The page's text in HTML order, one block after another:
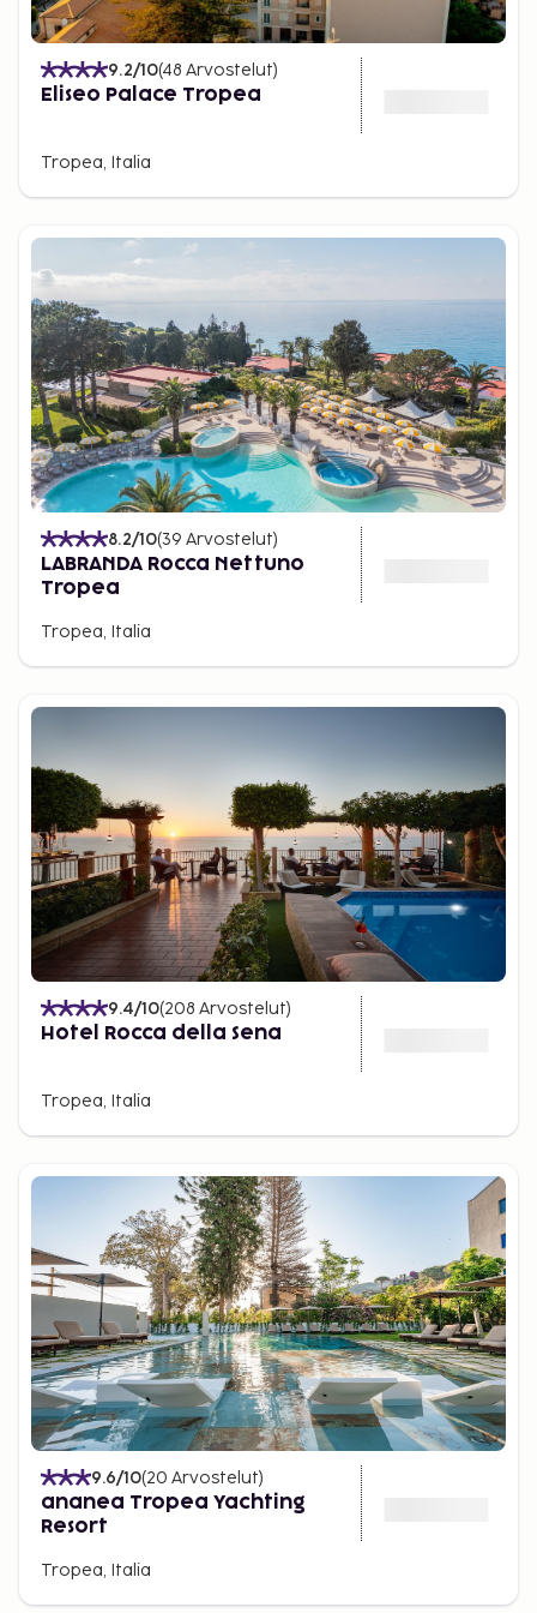
9.2/10(48 Arvostelut)
Eliseo Palace Tropea
Tropea, Italia
8.2/10(39 Arvostelut)
LABRANDA Rocca Nettuno
Tropea
Tropea, Italia
9.4/10(208 Arvostelut)
Hotel Rocca della Sena
Tropea, Italia
9.6/10(20 Arvostelut)
ananea Tropea Yachting
Resort
Tropea, Italia